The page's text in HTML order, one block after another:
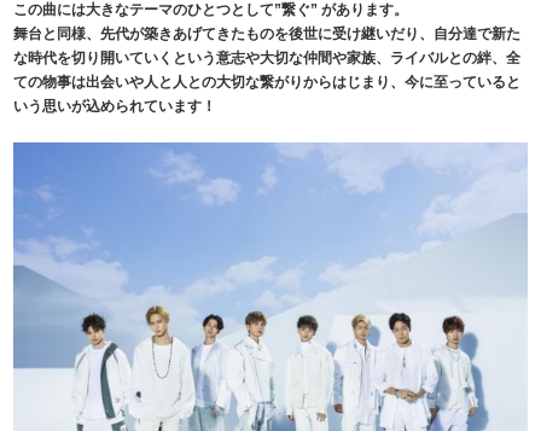
この曲には大きなテーマのひとつとして”繋ぐ” があります。
舞台と同様、先代が築きあげてきたものを後世に受け継いだり、自分達で新た
な時代を切り開いていくという意志や大切な仲間や家族、ライバルとの絆、全
ての物事は出会いや人と人との大切な繋がりからはじまり、今に至っていると
いう思いが込められています！